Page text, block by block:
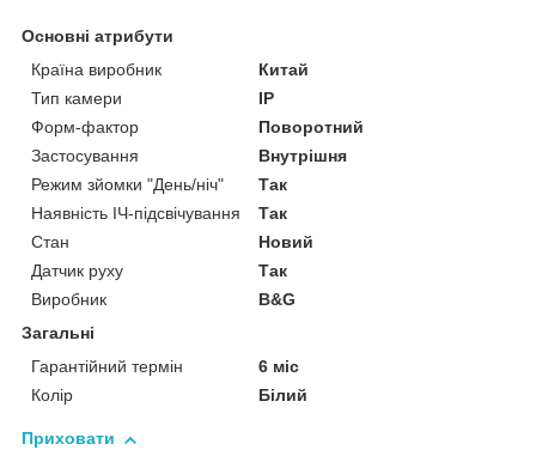
Основні атрибути
Країна виробник
Китай
Тип камери
IP
Форм-фактор
Поворотний
Застосування
Внутрішня
Режим зйомки "День/ніч"
Так
Наявність ІЧ-підсвічування
Так
Стан
Новий
Датчик руху
Так
Виробник
B&G
Загальні
Гарантійний термін
6 міс
Колір
Білий
Приховати